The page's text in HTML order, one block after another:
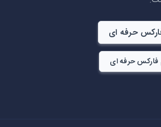
حرفه ای
فارکس حرفه ای